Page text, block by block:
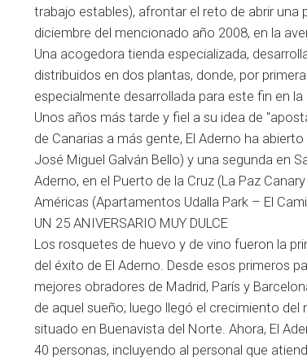
trabajo estables), afrontar el reto de abrir una
diciembre del mencionado año 2008, en la
Una acogedora tienda especializada,
distribuidos en dos plantas, donde, por
especialmente desarrollada para este fin en
Unos años más tarde y fiel a su idea de
de Canarias a más gente, El Aderno ha
José Miguel Galván Bello) y una segunda en
Aderno, en el Puerto de la Cruz (La Paz
Américas (Apartamentos Udalla Park – El
UN 25 ANIVERSARIO MUY DULCE
Los rosquetes de huevo y de vino fueron la
del éxito de El Aderno. Desde esos primeros
mejores obradores de Madrid, París y
de aquel sueño; luego llegó el crecimiento
situado en Buenavista del Norte. Ahora, El
40 personas, incluyendo al personal que